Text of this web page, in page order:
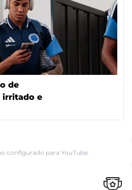
de
irritado e
configurado para YouTube.